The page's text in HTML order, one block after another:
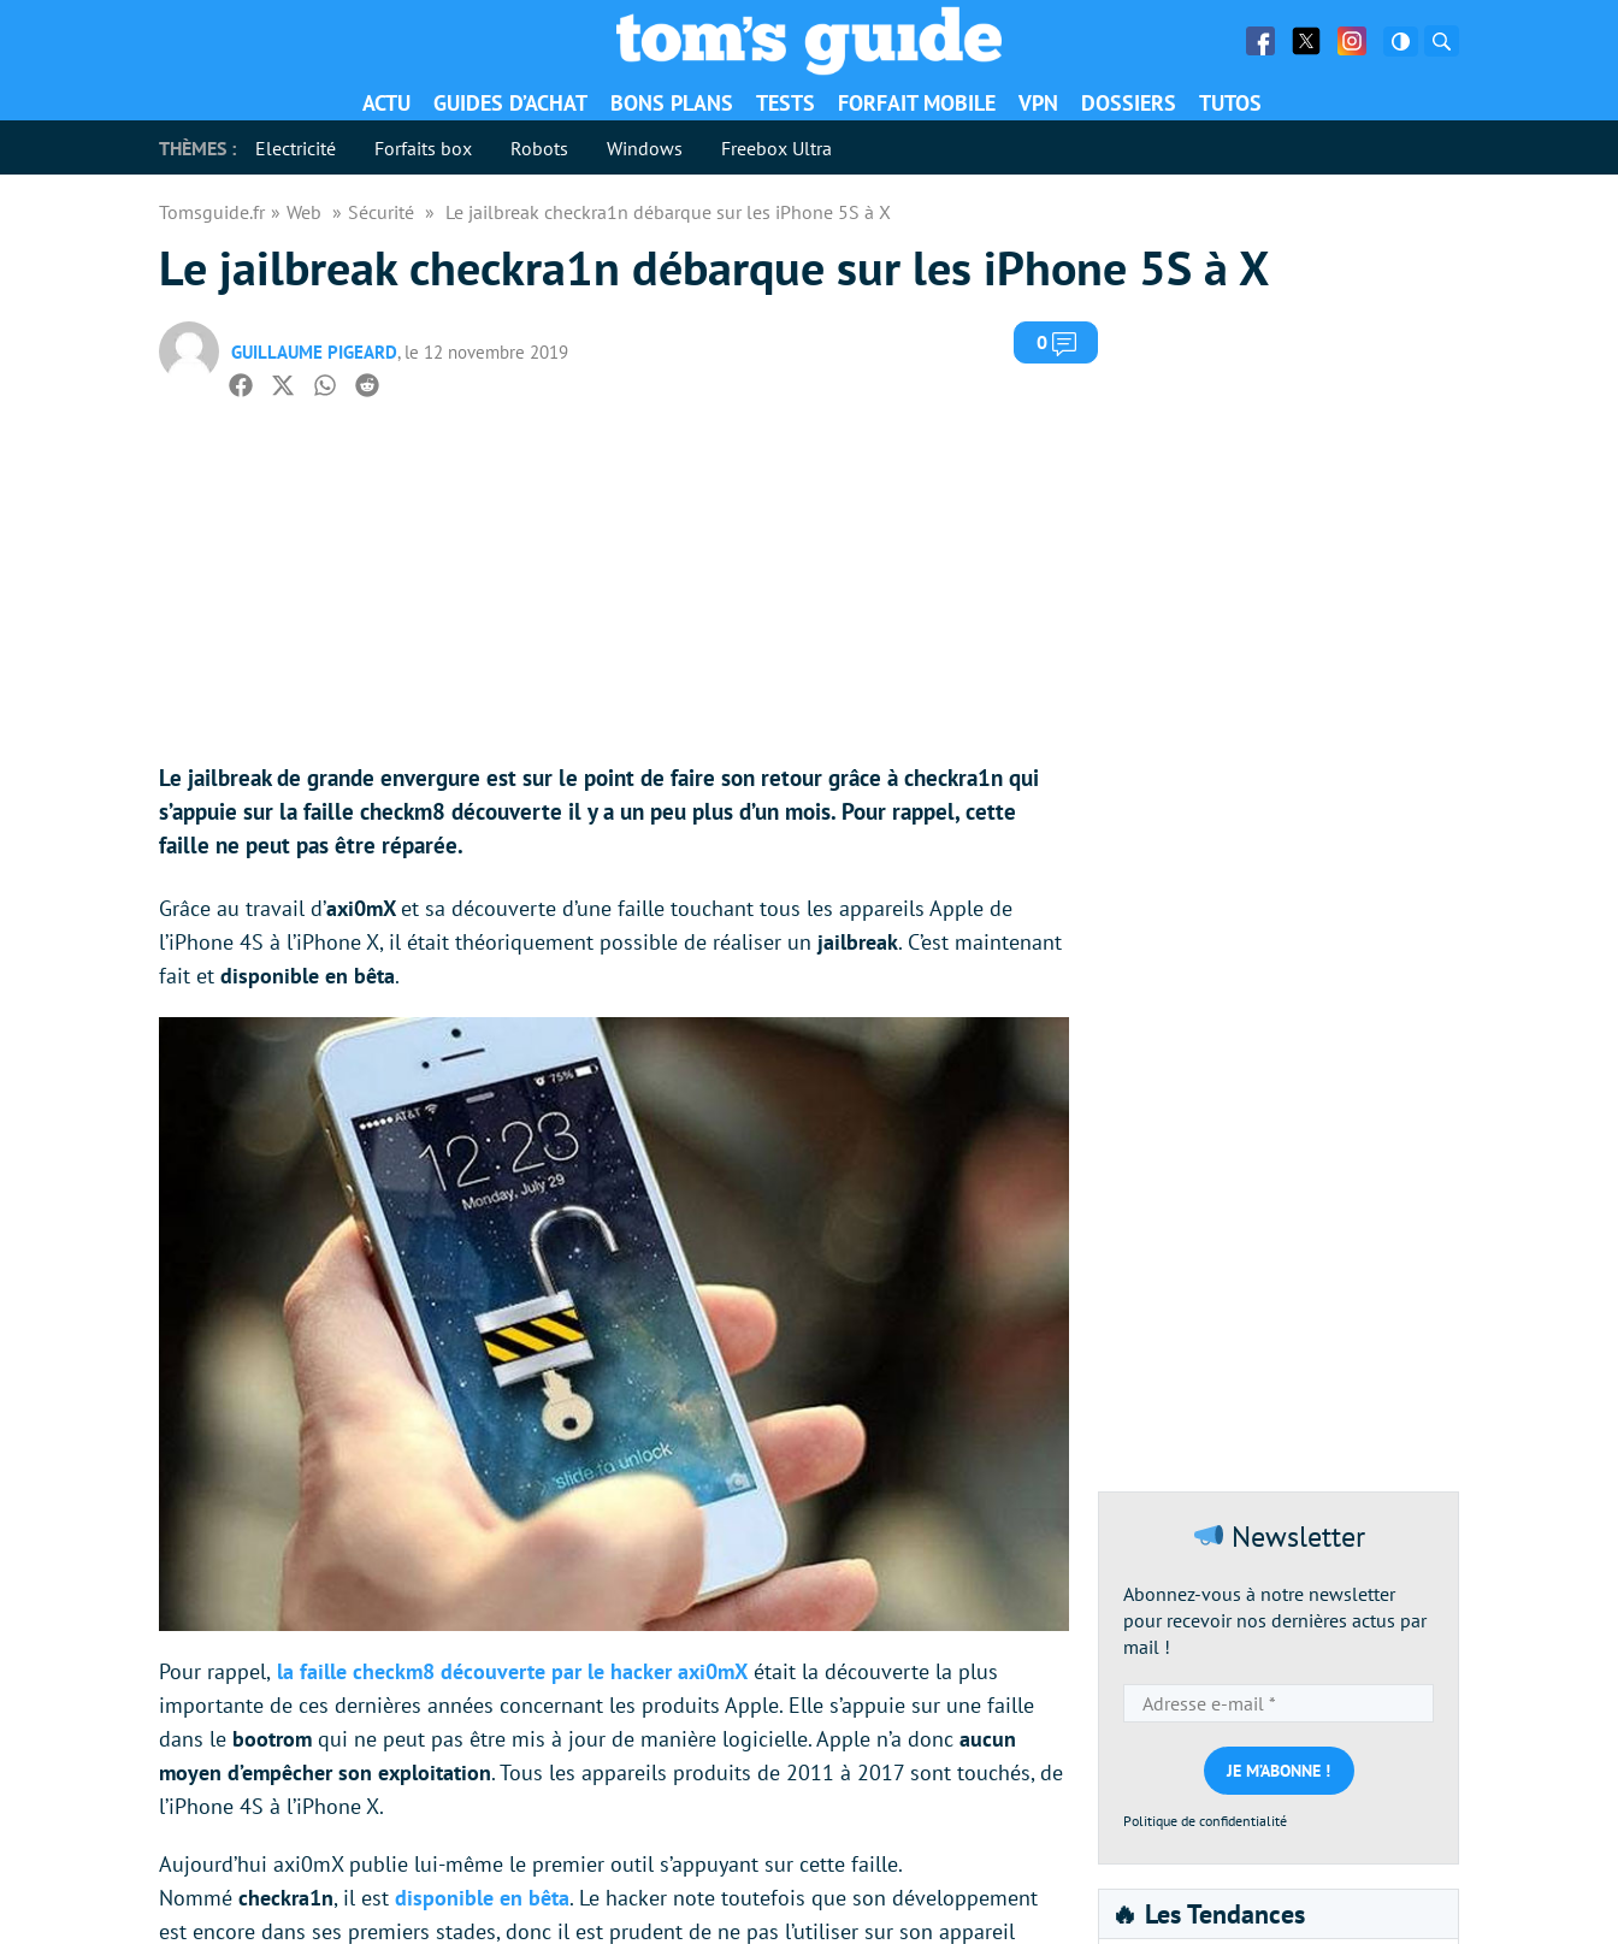
Facebook
Twitter Facebook
ACTU GUIDES D’ACHAT BONS PLANS TESTS FORFAIT MOBILE VPN DOSSIERS TUTOS
THÈMES : Electricité Forfaits box Robots Windows Freebox Ultra
Tomsguide.fr Web Sécurité Le jailbreak checkra1n débarque sur les iPhone 5S à X
Le jailbreak checkra1n débarque sur les iPhone 5S à X
GUILLAUME PIGEARD, le 12 novembre 2019 0 Commentaires
Facebook
TwitterWhatsapp
Reddit
Le jailbreak de grande envergure est sur le point de faire son retour grâce à checkra1n qui
s’appuie sur la faille checkm8 découverte il y a un peu plus d’un mois. Pour rappel, cette
faille ne peut pas être réparée.
Grâce au travail d’axi0mXet sa découverte d’une faille touchant tous les appareils Apple de
l’iPhone 4S à l’iPhone X, il était théoriquement possible de réaliser un jailbreak. C’est maintenant
fait et disponible en bêta.
Pour rappel, la faille checkm8 découverte par le hacker axi0mX était la découverte la plus
importante de ces dernières années concernant les produits Apple. Elle s’appuie sur une faille
dans le bootrom qui ne peut pas être mis à jour de manière logicielle. Apple n’a donc aucun
moyen d’empêcher son exploitation. Tous les appareils produits de 2011 à 2017 sont touchés, de
l’iPhone 4S à l’iPhone X.
Aujourd’hui axi0mX publie lui-même le premier outil s’appuyant sur cette faille.
Nommé checkra1n, il est disponible en bêta. Le hacker note toutefois que son développement
est encore dans ses premiers stades, donc il est prudent de ne pas l’utiliser sur son appareil
Newsletter
Abonnez-vous à notre newsletter
pour recevoir nos dernières actus par
mail !
e-
mail
*
Politique de confidentialité
🔥 Les Tendances